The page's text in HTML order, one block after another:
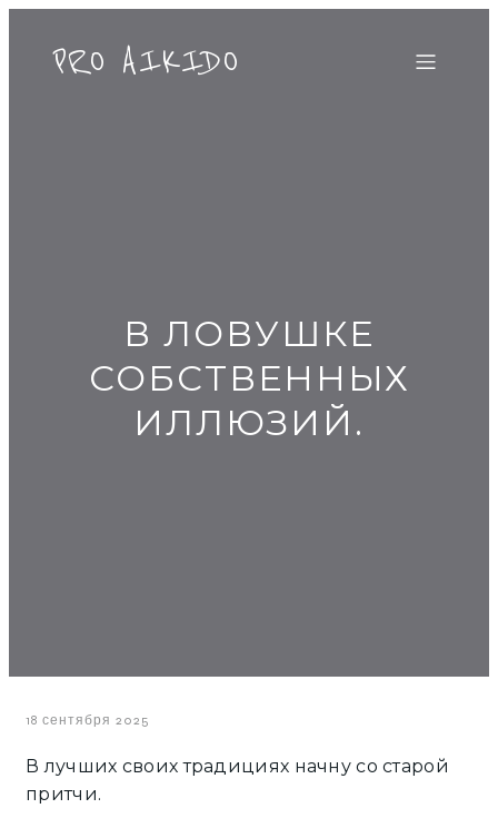
PRO AIKIDO
В ЛОВУШКЕ
СОБСТВЕННЫХ
ИЛЛЮЗИЙ.
18 сентября 2025
В лучших своих традициях начну со старой
притчи.